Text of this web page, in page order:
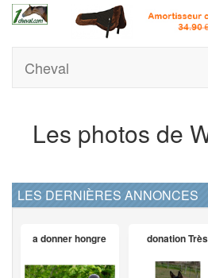
Cheval
Les photos de
LES DERNIÈRES ANNONCES
a donner hongre donation Très